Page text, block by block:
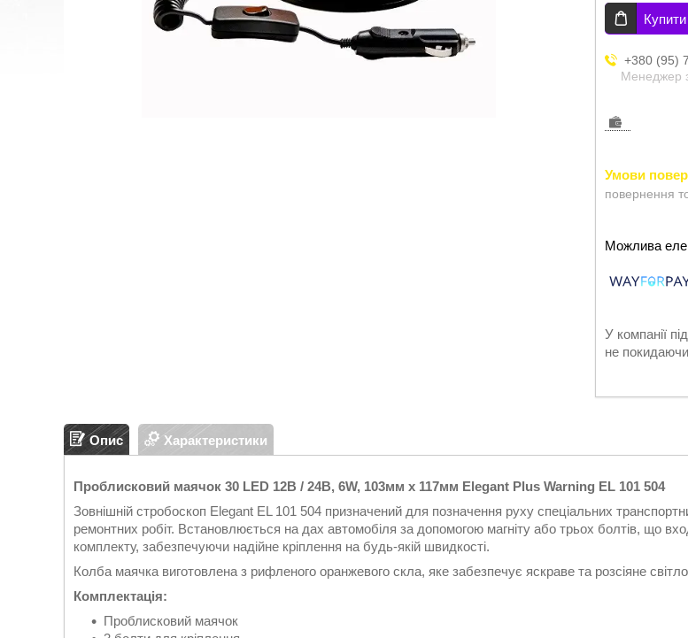
+380 (95)
Менеджер
повернення
У компанії
не
Опис Характеристики
Проблисковий маячок 30 LED 12В / 24В, 6W, 103мм х 117мм Elegant Plus Warning EL 101 504
Зовнішній стробоскоп Elegant EL 101 504 призначений для позначення руху спеціальних
ремонтних робіт. Встановлюється на дах автомобіля за допомогою магніту або трьох болтів, що
комплекту, забезпечуючи надійне кріплення на будь-якій швидкості.
Колба маячка виготовлена з рифленого оранжевого скла, яке забезпечує яскраве та розсіяне
Комплектація:
Проблисковий маячок